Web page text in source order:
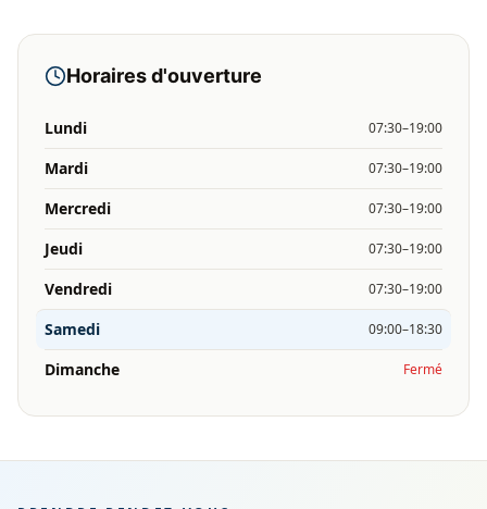
Horaires d'ouverture
Lundi 07:30–19:00
Mardi 07:30–19:00
Mercredi 07:30–19:00
Jeudi 07:30–19:00
Vendredi 07:30–19:00
Samedi 09:00–18:30
Dimanche Fermé